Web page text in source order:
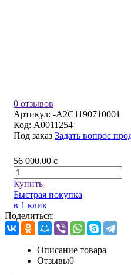
0 отзывов
Артикул: -А2С1190710001
Код: A0011254
Под заказ Задать вопрос
56 000,00 c
Купить
Быстрая покупка
в 1 клик
Поделиться:
Описание товара
Отзывы0